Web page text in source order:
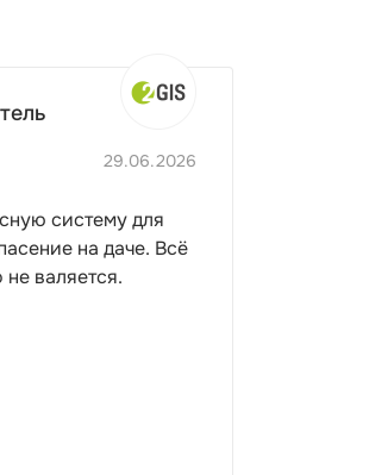
29.06.2026
систему для
на даче. Всё
не валяется.